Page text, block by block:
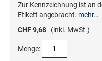
Geburt Motivstempel
Geburtstag Motivstempel
Hero Arts Holz-Motivstempel
Hochzeit Motivstempel
Zur Kennzeichnung ist an
Etikett angebracht. mehr…
CHF 9,68
(inkl. MwSt.)
Menge: